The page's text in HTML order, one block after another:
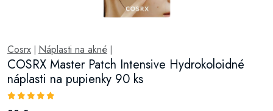
Cosrx Náplasti na akné
COSRX Master Patch Intensive Hydrokoloidné
náplasti na pupienky 90 ks